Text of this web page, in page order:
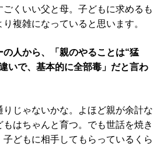
くいい父と母。子どもに求めるも
複雑になっていると思います。
人から、「親のやることは“猛
いで、基本的に全部毒」だと言わ
りじゃないかな。よほど親が余計な
はちゃんと育つ。でも世話を焼き
どもに相手してもらっているくら